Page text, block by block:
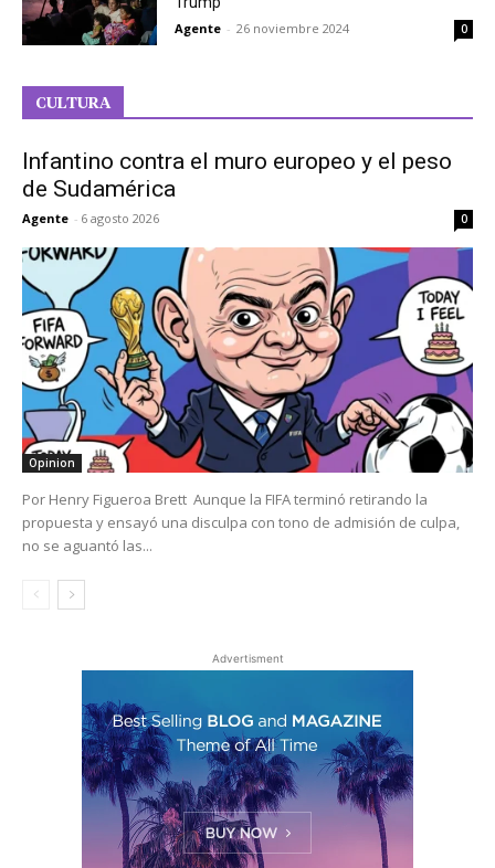
Agente - 26 noviembre 2024 0
CULTURA
Infantino contra el muro europeo y el peso
de Sudamérica
Agente - 6 agosto 2026 0
Opinion
Por Henry Figueroa Brett Aunque la FIFA terminó retirando la
propuesta y ensayó una disculpa con tono de admisión de culpa,
no se aguantó las...
Advertisment